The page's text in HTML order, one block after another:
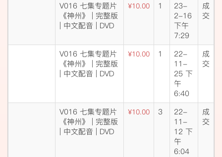
V016 七集专题片
《神州》 | 完整版
| 中文配音 | DVD
¥10.00 1
23-
2-16
下午
7:29
成
交
V016 七集专题片
《神州》 | 完整版
| 中文配音 | DVD
¥10.00 1
22-
11-
25 下
午
6:40
成
交
V016 七集专题片
《神州》 | 完整版
| 中文配音 | DVD
¥10.00 3
22-
11-
12 下
午
6:04
成
交